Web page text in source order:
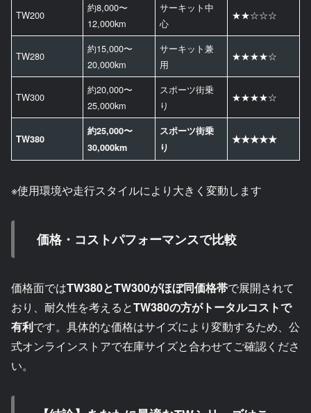
TW200
約8,000〜
12,000km
サーキット中
心
★★☆☆☆
TW280
約15,000〜
20,000km
サーキット兼
用
★★★★☆
TW300
約20,000〜
25,000km
スポーツ街乗
り
★★★★☆
TW380
約25,000〜
30,000km
スポーツ街乗
り
★★★★★
※使用環境や走行スタイルにより大きく変動します
価格・コストパフォーマンスで比較
価格面ではTW380とTW300がほぼ同価格帯で展開されて
おり、耐久性を考えるとTW380の方がトータルコストで
有利です。具体的な価格はサイズにより変動するため、公
式オンラインストアで在庫サイズと合わせてご確認くださ
い。